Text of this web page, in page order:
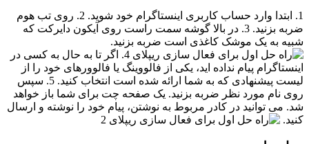
1. ابتدا وارد حساب کاربری اینستاگرام خود شوید. 2. روی تب هوم
ضربه بزنید. 3. در بالا گوشه سمت راست روی آیکون دایرکت که
شبیه به یک موشک کاغذی است ضربه بزنید.
4. اگر تا به حال به کسی در
اینستاگرام پیام نداده اید، یکی از فالووینگ یا فالوورهای خود را از
لیست پیشنهادی که به شما ارائه شده است انتخاب کنید. 5. سپس
روی نام مورد نظر ضربه بزنید. یک صفحه چت برای شما باز خواهد
شد. می توانید در کادر مربوط به نوشتن، پیام خود را نوشته و ارسال
کنید.